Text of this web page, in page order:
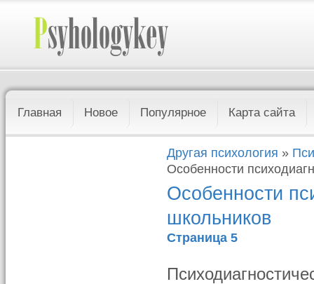
Главная Новое Популярное Карта сайта
Другая психология »
Особенности
Особенности
школьников
Страница 5